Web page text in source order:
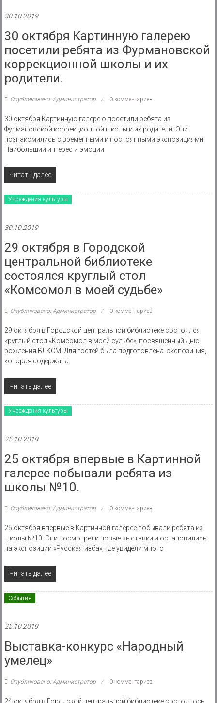
30.10.2019
30 октября Картинную галерею
посетили ребята из Фурмановской
коррекционной школы и их
родители.
Опубликовано: Администратор 0 комментариев
30 октября Картинную галерею посетили ребята из
Фурмановской коррекционной школы и их родители. Они
познакомились с временными и постоянными экспозициями.
Наибольший интерес и эмоции
Читать далее
Учреждения культуры
30.10.2019
29 октября в Городской
центральной библиотеке
состоялся круглый стол
«Комсомол в моей судьбе»
Опубликовано: Администратор 0 комментариев
29 октября в Городской центральной библиотеке состоялся
круглый стол «Комсомол в моей судьбе», посвященный Дню
рождения ВЛКСМ. Для гостей была подготовлена экспозиция,
которая содержала
Читать далее
Учреждения культуры
25.10.2019
25 октября впервые в Картинной
галерее побывали ребята из
школы №10.
Опубликовано: Администратор 0 комментариев
25 октября впервые в Картинной галерее побывали ребята из
школы №10. Они посмотрели новые выставки и остановились
на экспозиции «Русская изба», где увидели много
Читать далее
События
25.10.2019
Выставка-конкурс «Народный
умелец»
Опубликовано: Администратор 0 комментариев
24 октября в Городской центральной библиотеке состоялось